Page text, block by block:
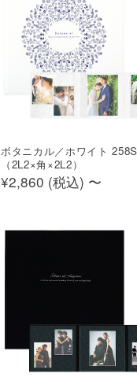
ボタニカル／ホワイト
（2L2×角×2L2）
¥2,860 (税込) 〜